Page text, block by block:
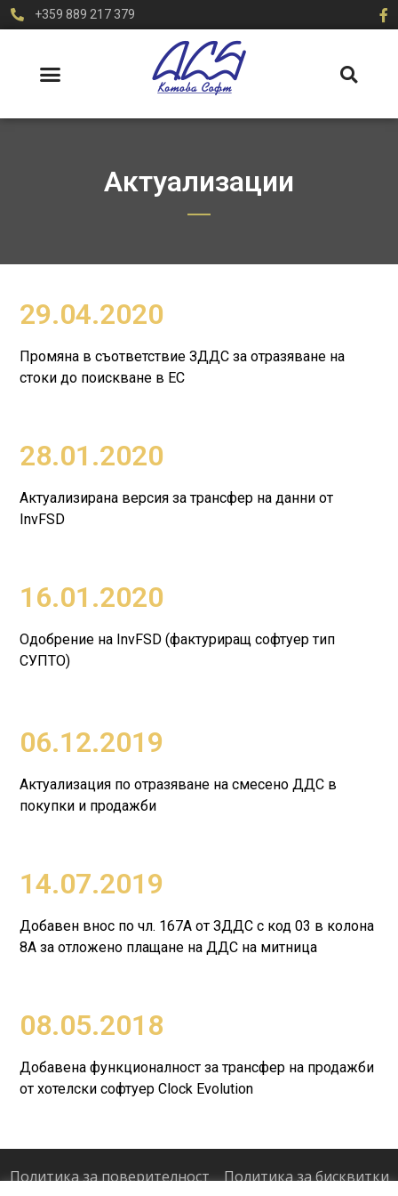
+359 889 217 379
Актуализации
29.04.2020
Промяна в съответствие ЗДДС за отразяване на
стоки до поискване в ЕС
28.01.2020
Актуализирана версия за трансфер на данни от
InvFSD
16.01.2020
Одобрение на InvFSD (фактуриращ софтуер тип
СУПТО)
06.12.2019
Актуализация по отразяване на смесено ДДС в
покупки и продажби
14.07.2019
Добавен внос по чл. 167А от ЗДДС с код 03 в колона
8А за отложено плащане на ДДС на митница
08.05.2018
Добавена функционалност за трансфер на продажби
от хотелски софтуер Clock Evolution
Политика за поверителност
Политика за бисквитки